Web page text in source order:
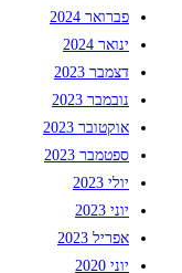
פברואר 2024
ינואר 2024
דצמבר 2023
נובמבר 2023
אוקטובר 2023
ספטמבר 2023
יולי 2023
יוני 2023
אפריל 2023
יוני 2020